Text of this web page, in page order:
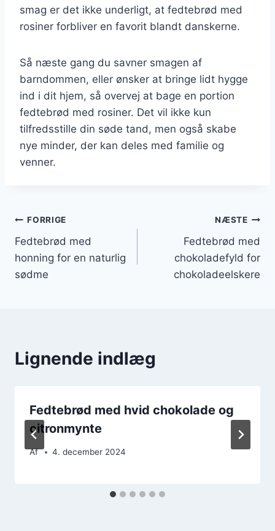
smag er det ikke underligt, at fedtebrød med
rosiner forbliver en favorit blandt danskerne.
Så næste gang du savner smagen af
barndommen, eller ønsker at bringe lidt hygge
ind i dit hjem, så overvej at bage en portion
fedtebrød med rosiner. Det vil ikke kun
tilfredsstille din søde tand, men også skabe
nye minder, der kan deles med familie og
venner.
Indlægsnavigation
FORRIGE
Fedtebrød med
honning for en naturlig
sødme
NÆSTE
Fedtebrød med
chokoladefyld for
chokoladeelskere
Lignende indlæg
Fedtebrød med hvid chokolade og
citronmynte
Af 4. december 2024